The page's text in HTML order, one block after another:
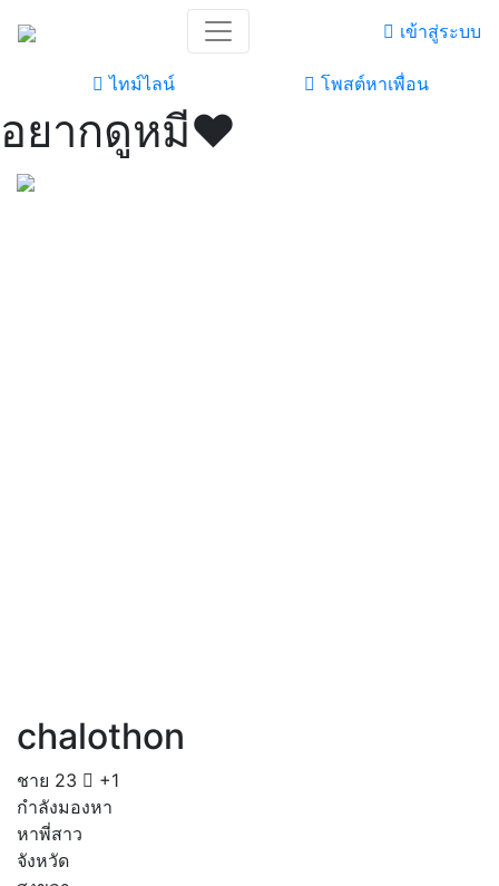
เข้าสู่ระบบ
ไทม์ไลน์ โพสต์หาเพื่อน
อยากดูหมี♥️
chalothon
ชาย 23
+1
กำลังมองหา
หาพี่สาว
จังหวัด